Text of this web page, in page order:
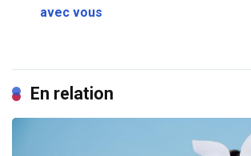
avec vous
En relation